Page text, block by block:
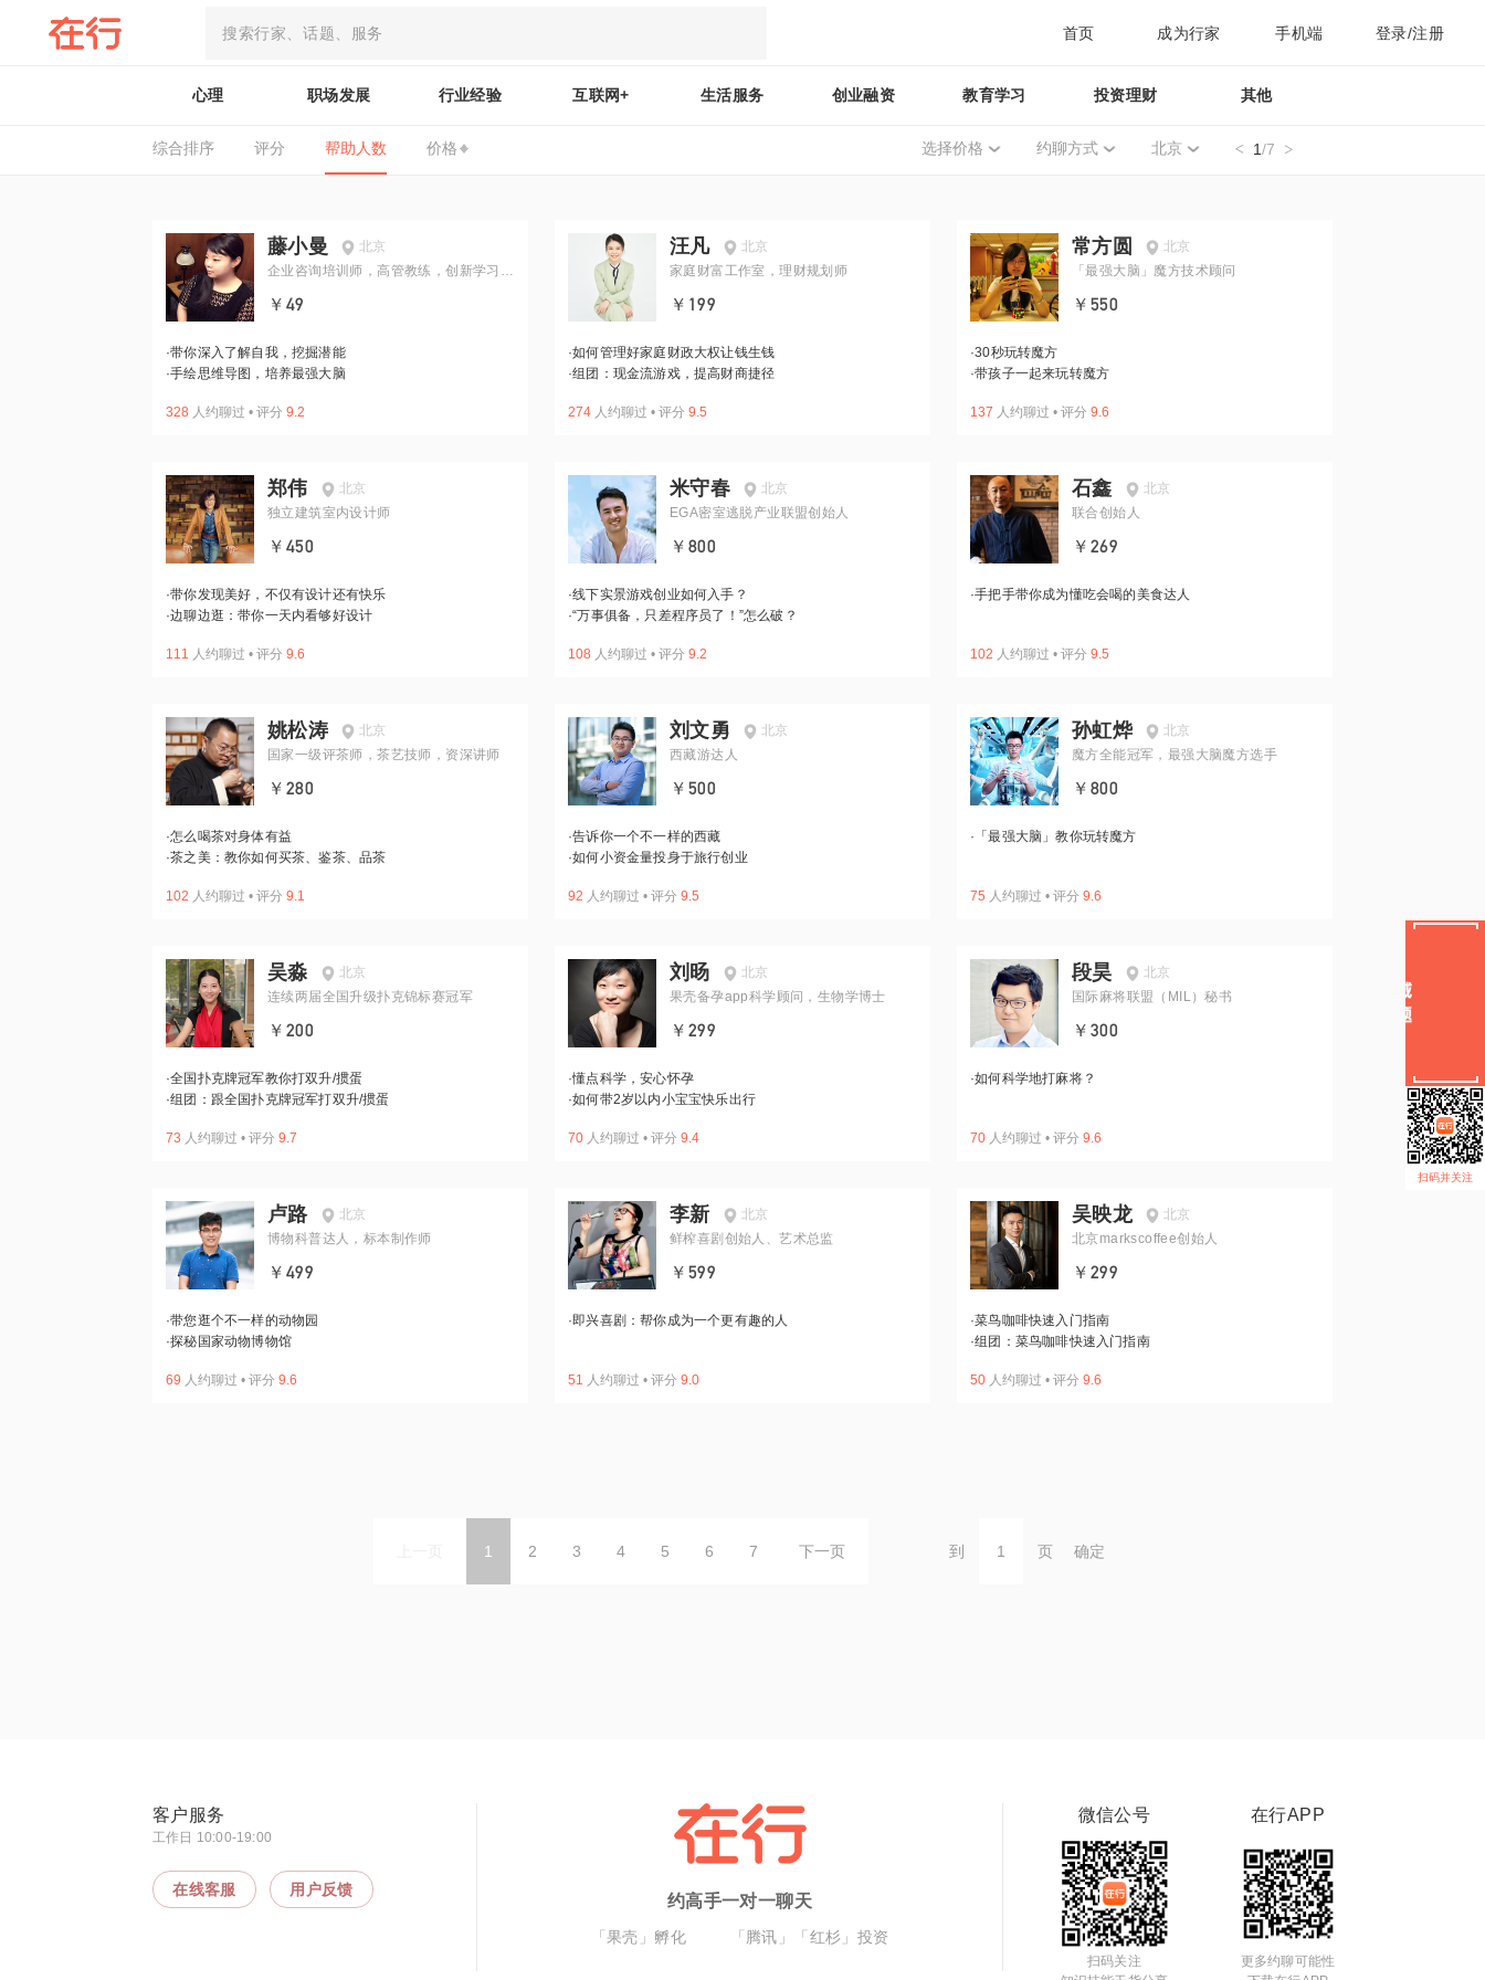
首页 成为行家 手机端 登录/注册
心理 职场发展 行业经验 互联网+ 生活服务 创业融资 教育学习 投资理财 其他
综合排序 评分 帮助人数 价格 选择价格 约聊方式 北京 1/7
藤小曼
北京
企业咨询培训师，高管教练，创新学习专
￥49
·带你深入了解自我，挖掘潜能
·手绘思维导图，培养最强大脑
328 人约聊过 • 评分 9.2
汪凡
北京
家庭财富工作室，理财规划师
￥199
·如何管理好家庭财政大权让钱生钱
·组团：现金流游戏，提高财商捷径
274 人约聊过 • 评分 9.5
常方圆
北京
「最强大脑」魔方技术顾问
￥550
·30秒玩转魔方
·带孩子一起来玩转魔方
137 人约聊过 • 评分 9.6
郑伟
北京
独立建筑室内设计师
￥450
·带你发现美好，不仅有设计还有快乐
·边聊边逛：带你一天内看够好设计
111 人约聊过 • 评分 9.6
米守春
北京
EGA密室逃脱产业联盟创始人
￥800
·线下实景游戏创业如何入手？
·“万事俱备，只差程序员了！”怎么破？
108 人约聊过 • 评分 9.2
石鑫
北京
联合创始人
￥269
·手把手带你成为懂吃会喝的美食达人
102 人约聊过 • 评分 9.5
姚松涛
北京
国家一级评茶师，茶艺技师，资深讲师
￥280
·怎么喝茶对身体有益
·茶之美：教你如何买茶、鉴茶、品茶
102 人约聊过 • 评分 9.1
刘文勇
北京
西藏游达人
￥500
·告诉你一个不一样的西藏
·如何小资金量投身于旅行创业
92 人约聊过 • 评分 9.5
孙虹烨
北京
魔方全能冠军，最强大脑魔方选手
￥800
· 「最强大脑」教你玩转魔方
75 人约聊过 • 评分 9.6
吴淼
北京
连续两届全国升级扑克锦标赛冠军
￥200
·全国扑克牌冠军教你打双升/掼蛋
·组团：跟全国扑克牌冠军打双升/掼蛋
73 人约聊过 • 评分 9.7
刘旸
北京
果壳备孕app科学顾问，生物学博士
￥299
·懂点科学，安心怀孕
·如何带2岁以内小宝宝快乐出行
70 人约聊过 • 评分 9.4
段昊
北京
国际麻将联盟（MIL）秘书
￥300
·如何科学地打麻将？
70 人约聊过 • 评分 9.6
卢路
北京
博物科普达人，标本制作师
￥499
·带您逛个不一样的动物园
·探秘国家动物博物馆
69 人约聊过 • 评分 9.6
李新
北京
鲜榨喜剧创始人、艺术总监
￥599
·即兴喜剧：帮你成为一个更有趣的人
51 人约聊过 • 评分 9.0
吴映龙
北京
北京markscoffee创始人
￥299
·菜鸟咖啡快速入门指南
·组团：菜鸟咖啡快速入门指南
50 人约聊过 • 评分 9.6
1 2 3 4 5 6 7 下一页 到 页 确定
扫码并关注
客户服务
工作日 10:00-19:00
在线客服 用户反馈
约高手一对一聊天
「果壳」孵化 「腾讯」「红杉」投资
微信公号
扫码关注
在行APP
更多约聊可能性